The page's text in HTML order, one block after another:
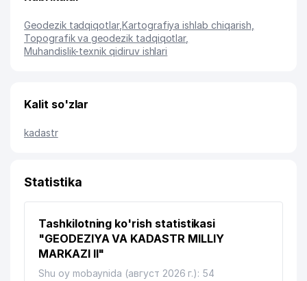
Geodezik tadqiqotlar,Kartografiya ishlab chiqarish
Topografik va geodezik tadqiqotlar,
Muhandislik-texnik qidiruv ishlari
Kalit so'zlar
kadastr
Statistika
Tashkilotning ko'rish statistikasi
"GEODEZIYA VA KADASTR MILLIY
MARKAZI II"
Shu oy mobaynida (август 2026 г.): 54